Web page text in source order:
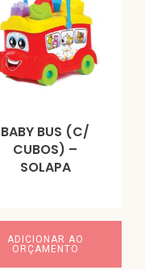
BABY BUS (C/
CUBOS) –
SOLAPA
ADICIONAR AO
ORÇAMENTO